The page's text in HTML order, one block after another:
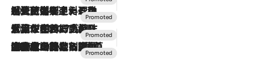
2026.7.24
【夏限定ディナーコース】旬を迎える稚鮎や花ズッキーニなどをイタリア・トスカーナの郷土料理の手法で満喫！
2026.7.17
「土佐和ハーブかき氷」がOMO7高知に登場！生姜、山椒、大葉など目にも舌にも涼を呼ぶ郷土の味
2026.7.10
NEW OPEN！【界 草津】名湯の地に誕生。趣の異なる2種の温泉と上州ならではの会席・蕎麦割烹など美食を味わう究極の癒やし旅